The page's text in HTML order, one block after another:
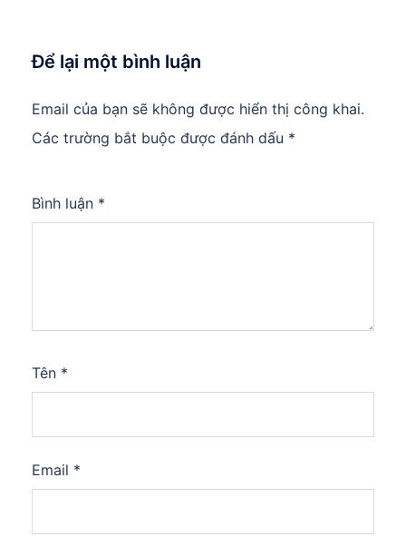
Để lại một bình luận
Email của bạn sẽ không được hiển thị công khai.
Các trường bắt buộc được đánh dấu *
Bình luận *
Tên *
Email *